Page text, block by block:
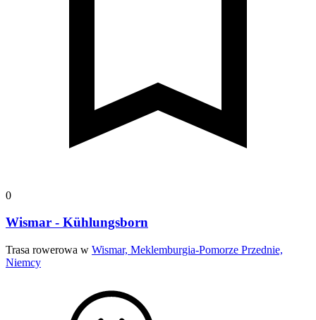
0
Wismar - Kühlungsborn
Trasa rowerowa w Wismar, Meklemburgia-Pomorze Przednie,
Niemcy